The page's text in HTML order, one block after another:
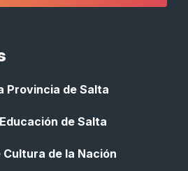
Provincia de Salta
de Salta
de la Nación